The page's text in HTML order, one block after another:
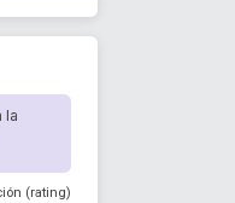
la
(rating)